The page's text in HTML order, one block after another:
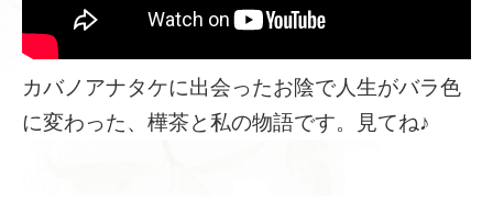
カバノアナタケに出会ったお陰で人生がバラ色
に変わった、樺茶と私の物語です。見てね♪